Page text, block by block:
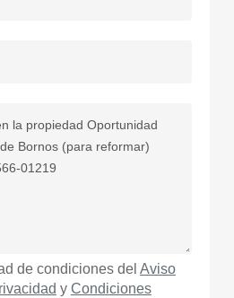
de condiciones del Aviso
y Condiciones